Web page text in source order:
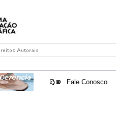
Fale Conosco